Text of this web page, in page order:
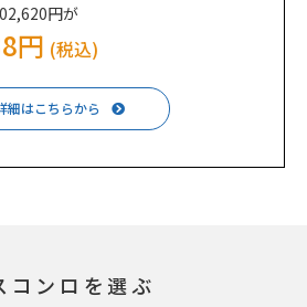
円が
円 (税込)
細はこちらから
コンロを選ぶ